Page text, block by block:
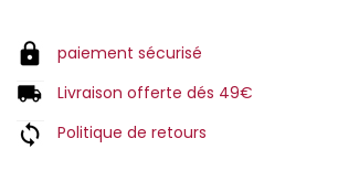
paiement sécurisé
Livraison offerte dés 49€
Politique de retours